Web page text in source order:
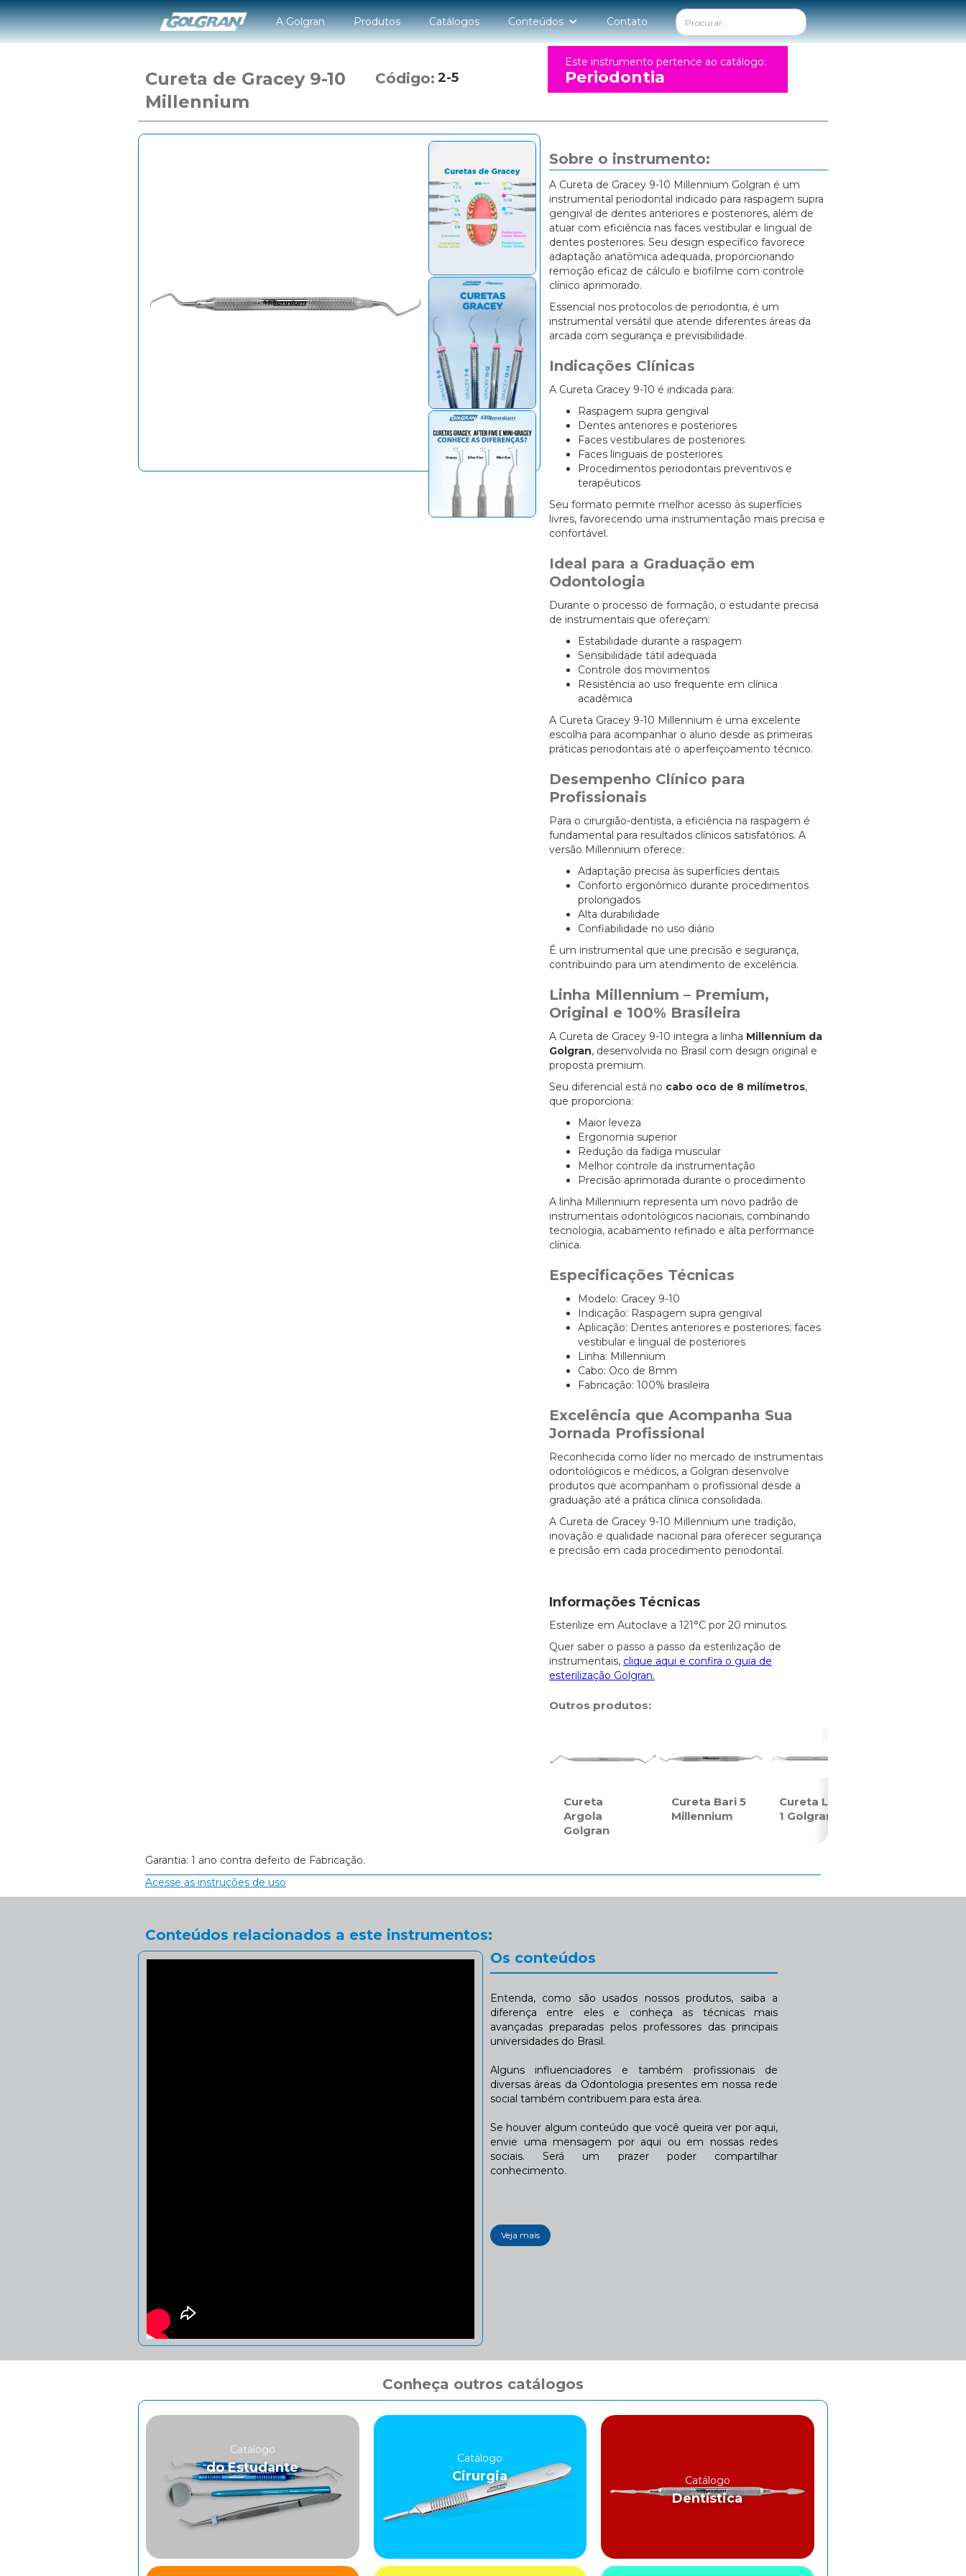
A Golgran Produtos Catálogos Conteúdos Contato
Cureta de Gracey 9-10
Millennium
Código: 2-5
Este instrumento pertence ao catálogo:
Periodontia
Sobre o instrumento:
A Cureta de Gracey 9-10 Millennium Golgran é um
instrumental periodontal indicado para raspagem supra
gengival de dentes anteriores e posteriores, além de
atuar com eficiência nas faces vestibular e lingual de
dentes posteriores. Seu design específico favorece
adaptação anatômica adequada, proporcionando
remoção eficaz de cálculo e biofilme com controle
clínico aprimorado.
Essencial nos protocolos de periodontia, é um
instrumental versátil que atende diferentes áreas da
arcada com segurança e previsibilidade.
Indicações Clínicas
A Cureta Gracey 9-10 é indicada para:
Raspagem supra gengival
Dentes anteriores e posteriores
Faces vestibulares de posteriores
Faces linguais de posteriores
Procedimentos periodontais preventivos e
terapêuticos
Seu formato permite melhor acesso às superfícies
livres, favorecendo uma instrumentação mais precisa e
confortável.
Ideal para a Graduação em
Odontologia
Durante o processo de formação, o estudante precisa
de instrumentais que ofereçam:
Estabilidade durante a raspagem
Sensibilidade tátil adequada
Controle dos movimentos
Resistência ao uso frequente em clínica
acadêmica
A Cureta Gracey 9-10 Millennium é uma excelente
escolha para acompanhar o aluno desde as primeiras
práticas periodontais até o aperfeiçoamento técnico.
Desempenho Clínico para
Profissionais
Para o cirurgião-dentista, a eficiência na raspagem é
fundamental para resultados clínicos satisfatórios. A
versão Millennium oferece:
Adaptação precisa às superfícies dentais
Conforto ergonômico durante procedimentos
prolongados
Alta durabilidade
Confiabilidade no uso diário
É um instrumental que une precisão e segurança,
contribuindo para um atendimento de excelência.
Linha Millennium – Premium,
Original e 100% Brasileira
A Cureta de Gracey 9-10 integra a linha Millennium da
Golgran, desenvolvida no Brasil com design original e
proposta premium.
Seu diferencial está no cabo oco de 8 milímetros,
que proporciona:
Maior leveza
Ergonomia superior
Redução da fadiga muscular
Melhor controle da instrumentação
Precisão aprimorada durante o procedimento
A linha Millennium representa um novo padrão de
instrumentais odontológicos nacionais, combinando
tecnologia, acabamento refinado e alta performance
clínica.
Especificações Técnicas
Modelo: Gracey 9-10
Indicação: Raspagem supra gengival
Aplicação: Dentes anteriores e posteriores; faces
vestibular e lingual de posteriores
Linha: Millennium
Cabo: Oco de 8mm
Fabricação: 100% brasileira
Excelência que Acompanha Sua
Jornada Profissional
Reconhecida como líder no mercado de instrumentais
odontológicos e médicos, a Golgran desenvolve
produtos que acompanham o profissional desde a
graduação até a prática clínica consolidada.
A Cureta de Gracey 9-10 Millennium une tradição,
inovação e qualidade nacional para oferecer segurança
e precisão em cada procedimento periodontal.
Informações Técnicas
Esterilize em Autoclave a 121°C por 20 minutos.
Quer saber o passo a passo da esterilização de
instrumentais, clique aqui e confira o guia de
esterilização Golgran.
Outros produtos:
Cureta
Argola
Golgran
Cureta Bari 5
Millennium
Cureta Longa
1 Golgran
Garantia: 1 ano contra defeito de Fabricação.
Acesse as instruções de uso
Conteúdos relacionados a este instrumentos:
Os conteúdos
Entenda, como são usados nossos produtos, saiba a
diferença entre eles e conheça as técnicas mais
avançadas preparadas pelos professores das principais
universidades do Brasil.
Alguns influenciadores e também profissionais de
diversas áreas da Odontologia presentes em nossa rede
social também contribuem para esta área.
Se houver algum conteúdo que você queira ver por aqui,
envie uma mensagem por aqui ou em nossas redes
sociais. Será um prazer poder compartilhar
conhecimento.
Veja mais
Conheça outros catálogos
Catálogo
do Estudante
Catálogo
Cirurgia Catálogo
Dentística